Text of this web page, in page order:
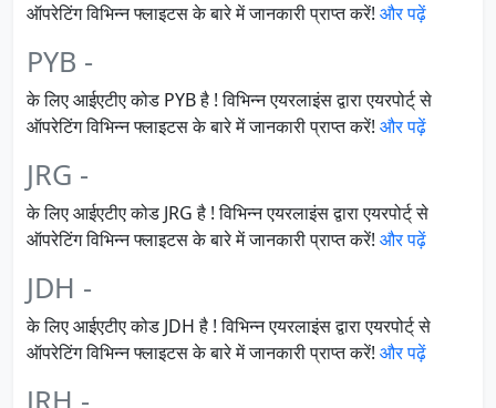
ऑपरेटिंग विभिन्न फ्लाइटस के बारे में जानकारी प्राप्त करें! और पढ़ें
PYB -
के लिए आईएटीए कोड PYB है ! विभिन्न एयरलाइंस द्वारा एयरपोर्ट् से
ऑपरेटिंग विभिन्न फ्लाइटस के बारे में जानकारी प्राप्त करें! और पढ़ें
JRG -
के लिए आईएटीए कोड JRG है ! विभिन्न एयरलाइंस द्वारा एयरपोर्ट् से
ऑपरेटिंग विभिन्न फ्लाइटस के बारे में जानकारी प्राप्त करें! और पढ़ें
JDH -
के लिए आईएटीए कोड JDH है ! विभिन्न एयरलाइंस द्वारा एयरपोर्ट् से
ऑपरेटिंग विभिन्न फ्लाइटस के बारे में जानकारी प्राप्त करें! और पढ़ें
JRH -